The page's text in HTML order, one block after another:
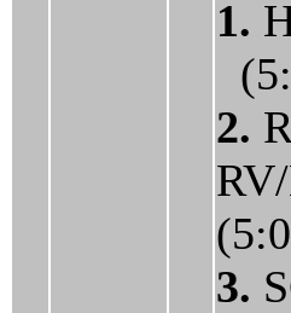
1.
2.
3.